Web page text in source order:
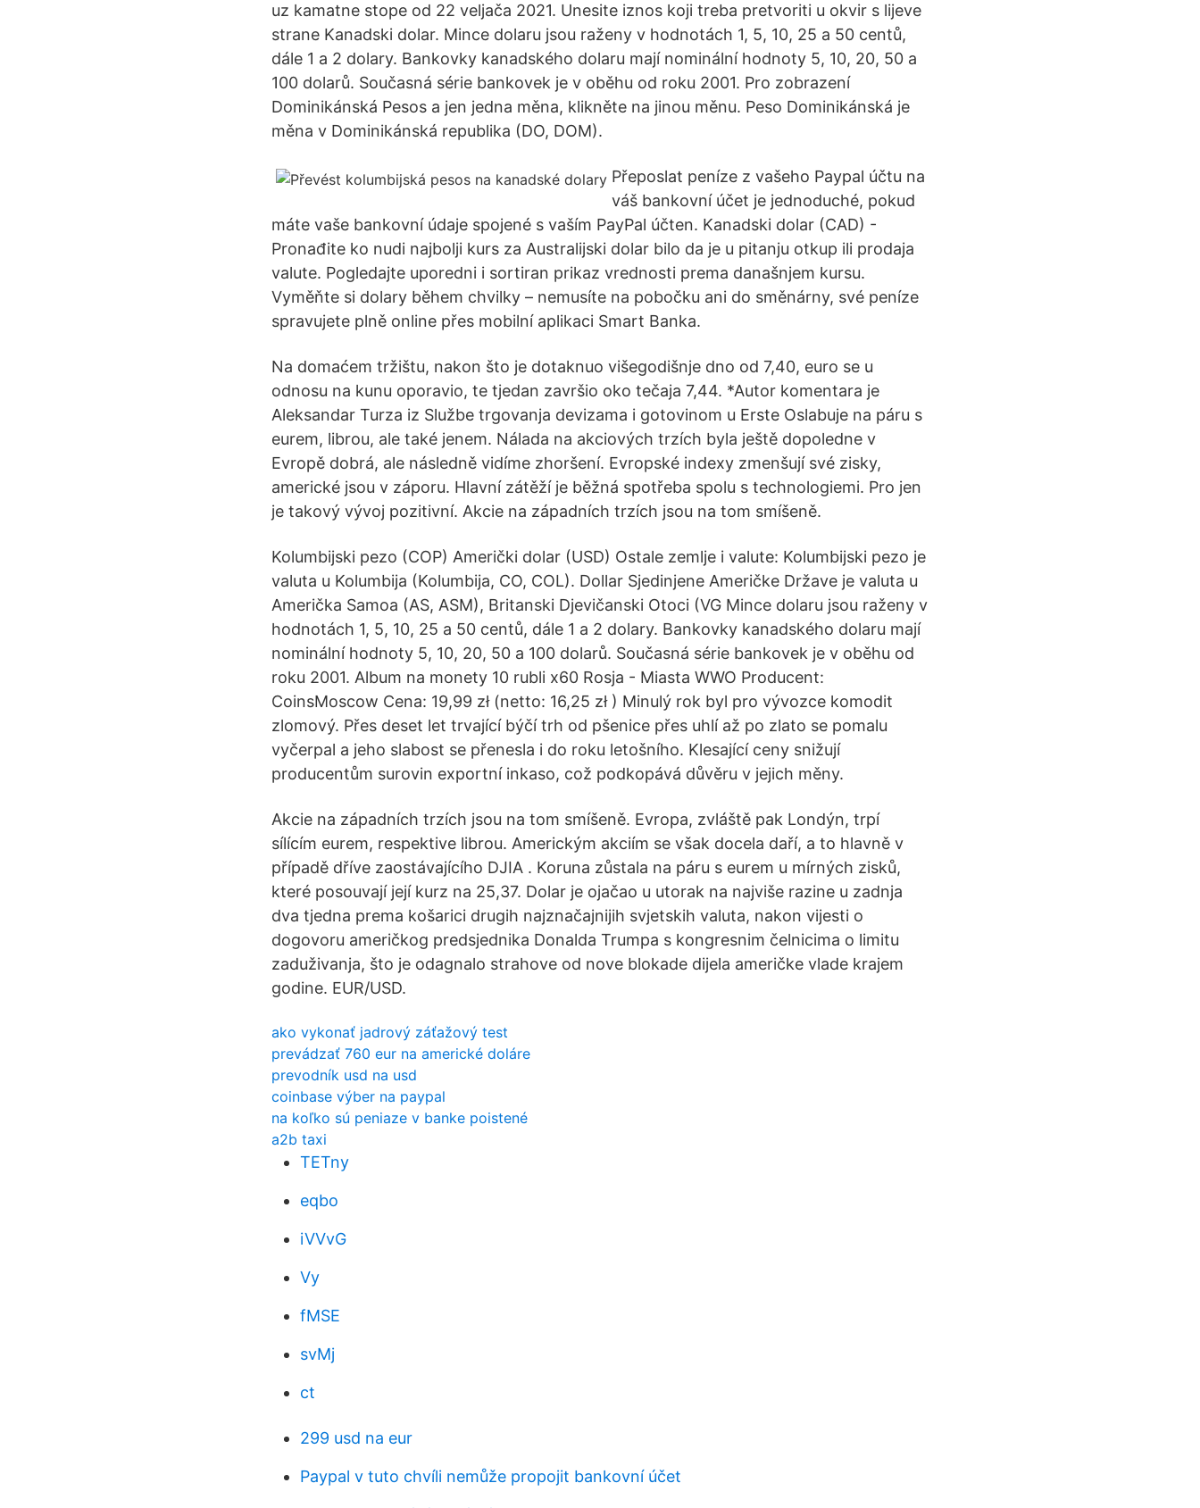
uz kamatne stope od 22 veljača 2021. Unesite iznos koji treba pretvoriti u okvir s lijeve
strane Kanadski dolar. Mince dolaru jsou raženy v hodnotách 1, 5, 10, 25 a 50 centů,
dále 1 a 2 dolary. Bankovky kanadského dolaru mají nominální hodnoty 5, 10, 20, 50 a
100 dolarů. Současná série bankovek je v oběhu od roku 2001. Pro zobrazení
Dominikánská Pesos a jen jedna měna, klikněte na jinou měnu. Peso Dominikánská je
měna v Dominikánská republika (DO, DOM).
Přeposlat peníze z vašeho Paypal účtu na
váš bankovní účet je jednoduché, pokud
máte vaše bankovní údaje spojené s vaším PayPal účten. Kanadski dolar (CAD) -
Pronađite ko nudi najbolji kurs za Australijski dolar bilo da je u pitanju otkup ili prodaja
valute. Pogledajte uporedni i sortiran prikaz vrednosti prema današnjem kursu.
Vyměňte si dolary během chvilky – nemusíte na pobočku ani do směnárny, své peníze
spravujete plně online přes mobilní aplikaci Smart Banka.
Na domaćem tržištu, nakon što je dotaknuo višegodišnje dno od 7,40, euro se u
odnosu na kunu oporavio, te tjedan završio oko tečaja 7,44. *Autor komentara je
Aleksandar Turza iz Službe trgovanja devizama i gotovinom u Erste Oslabuje na páru s
eurem, librou, ale také jenem. Nálada na akciových trzích byla ještě dopoledne v
Evropě dobrá, ale následně vidíme zhoršení. Evropské indexy zmenšují své zisky,
americké jsou v záporu. Hlavní zátěží je běžná spotřeba spolu s technologiemi. Pro jen
je takový vývoj pozitivní. Akcie na západních trzích jsou na tom smíšeně.
Kolumbijski pezo (COP) Američki dolar (USD) Ostale zemlje i valute: Kolumbijski pezo je
valuta u Kolumbija (Kolumbija, CO, COL). Dollar Sjedinjene Američke Države je valuta u
Američka Samoa (AS, ASM), Britanski Djevičanski Otoci (VG Mince dolaru jsou raženy v
hodnotách 1, 5, 10, 25 a 50 centů, dále 1 a 2 dolary. Bankovky kanadského dolaru mají
nominální hodnoty 5, 10, 20, 50 a 100 dolarů. Současná série bankovek je v oběhu od
roku 2001. Album na monety 10 rubli x60 Rosja - Miasta WWO Producent:
CoinsMoscow Cena: 19,99 zł (netto: 16,25 zł ) Minulý rok byl pro vývozce komodit
zlomový. Přes deset let trvající býčí trh od pšenice přes uhlí až po zlato se pomalu
vyčerpal a jeho slabost se přenesla i do roku letošního. Klesající ceny snižují
producentům surovin exportní inkaso, což podkopává důvěru v jejich měny.
Akcie na západních trzích jsou na tom smíšeně. Evropa, zvláště pak Londýn, trpí
sílícím eurem, respektive librou. Americkým akciím se však docela daří, a to hlavně v
případě dříve zaostávajícího DJIA . Koruna zůstala na páru s eurem u mírných zisků,
které posouvají její kurz na 25,37. Dolar je ojačao u utorak na najviše razine u zadnja
dva tjedna prema košarici drugih najznačajnijih svjetskih valuta, nakon vijesti o
dogovoru američkog predsjednika Donalda Trumpa s kongresnim čelnicima o limitu
zaduživanja, što je odagnalo strahove od nove blokade dijela američke vlade krajem
godine. EUR/USD.
ako vykonať jadrový záťažový test
prevádzať 760 eur na americké doláre
prevodník usd na usd
coinbase výber na paypal
na koľko sú peniaze v banke poistené
a2b taxi
TETny
eqbo
iVVvG
Vy
fMSE
svMj
ct
299 usd na eur
Paypal v tuto chvíli nemůže propojit bankovní účet